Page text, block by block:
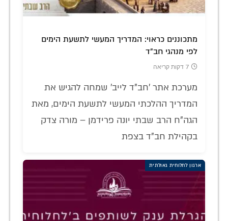
מתכוננים כראוי: המדריך המעשי לתשעת הימים
לפי מנהגי חב"ד
7 דקות קריאה
מערכת אתר 'חב"ד לייב' שמחה להגיש את
המדריך ההלכתי המעשי לתשעת הימים, מאת
הגה"ח הרב שבתי יונה פרידמן – מורה צדק
בקהילת חב"ד בצפת
ארגון לחלוחית גאולתית